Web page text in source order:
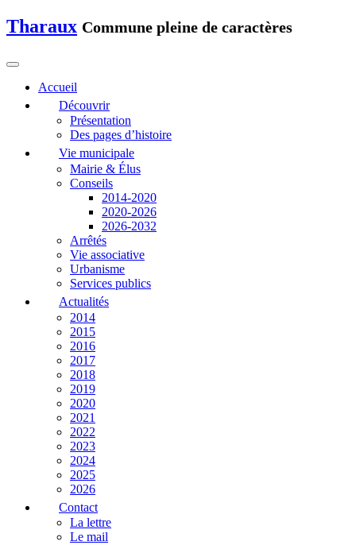
Tharaux Commune pleine de caractères
Accueil
Découvrir
Présentation
Des pages d’histoire
Vie municipale
Mairie & Élus
Conseils
2014-2020
2020-2026
2026-2032
Arrêtés
Vie associative
Urbanisme
Services publics
Actualités
2014
2015
2016
2017
2018
2019
2020
2021
2022
2023
2024
2025
2026
Contact
La lettre
Le mail